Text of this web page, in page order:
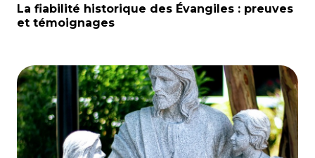
La fiabilité historique des Évangiles : preuves
et témoignages